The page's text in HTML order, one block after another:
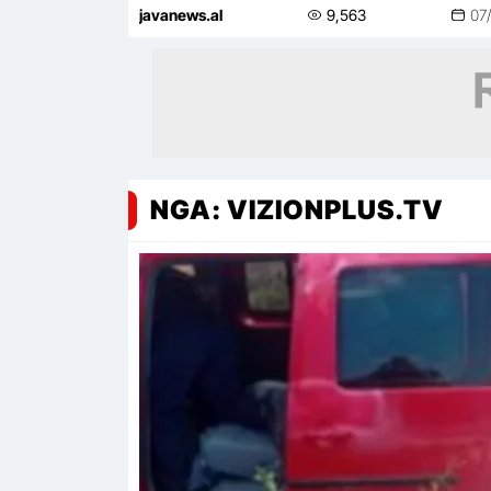
në botë për energjinë e erës me
javanews.al 9,563
NGA: VIZIONPLUS.TV